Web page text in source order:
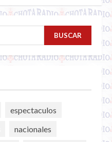
espectaculos
nacionales